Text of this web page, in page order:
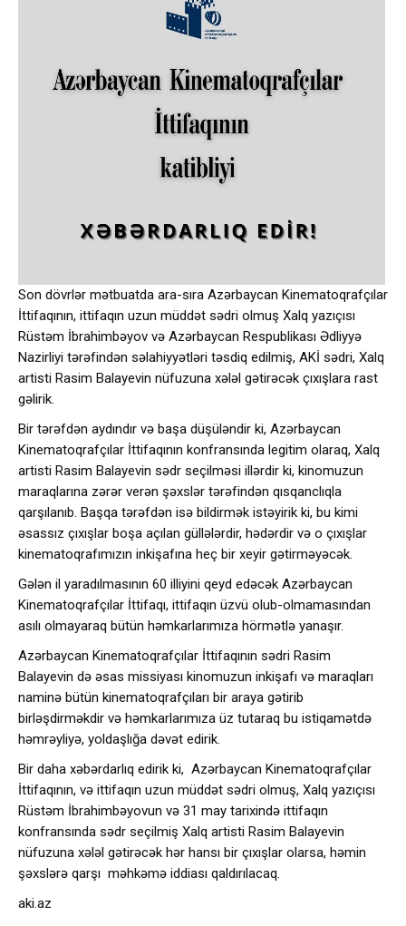
Son dövrlər mətbuatda ara-sıra Azərbaycan Kinematoqrafçılar
İttifaqının, ittifaqın uzun müddət sədri olmuş Xalq yazıçısı
Rüstəm İbrahimbəyov və Azərbaycan Respublikası Ədliyyə
Nazirliyi tərəfindən səlahiyyətləri təsdiq edilmiş, AKİ sədri, Xalq
artisti Rasim Balayevin nüfuzuna xələl gətirəcək çıxışlara rast
gəlirik.
Bir tərəfdən aydındır və başa düşüləndir ki, Azərbaycan
Kinematoqrafçılar İttifaqının konfransında legitim olaraq, Xalq
artisti Rasim Balayevin sədr seçilməsi illərdir ki, kinomuzun
maraqlarına zərər verən şəxslər tərəfindən qısqanclıqla
qarşılanıb. Başqa tərəfdən isə bildirmək istəyirik ki, bu kimi
əsassız çıxışlar boşa açılan güllələrdir, hədərdir və o çıxışlar
kinematoqrafımızın inkişafına heç bir xeyir gətirməyəcək.
Gələn il yaradılmasının 60 illiyini qeyd edəcək Azərbaycan
Kinematoqrafçılar İttifaqı, ittifaqın üzvü olub-olmamasından
asılı olmayaraq bütün həmkarlarımıza hörmətlə yanaşır.
Azərbaycan Kinematoqrafçılar İttifaqının sədri Rasim
Balayevin də əsas missiyası kinomuzun inkişafı və maraqları
naminə bütün kinematoqrafçıları bir araya gətirib
birləşdirməkdir və həmkarlarımıza üz tutaraq bu istiqamətdə
həmrəyliyə, yoldaşlığa dəvət edirik.
Bir daha xəbərdarlıq edirik ki, Azərbaycan Kinematoqrafçılar
İttifaqının, və ittifaqın uzun müddət sədri olmuş, Xalq yazıçısı
Rüstəm İbrahimbəyovun və 31 may tarixində ittifaqın
konfransında sədr seçilmiş Xalq artisti Rasim Balayevin
nüfuzuna xələl gətirəcək hər hansı bir çıxışlar olarsa, həmin
şəxslərə qarşı məhkəmə iddiası qaldırılacaq.
aki.az